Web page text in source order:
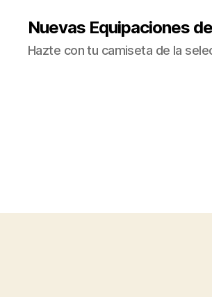
Nuevas Equipaciones
Hazte con tu camiseta de la